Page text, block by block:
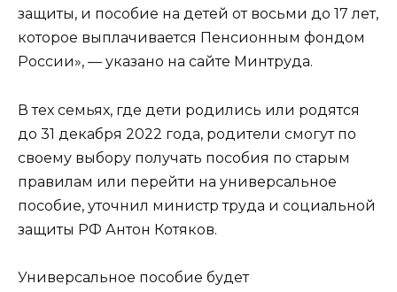
защиты, и пособие на детей от восьми до 17 лет,
которое выплачивается Пенсионным фондом
России», — указано на сайте Минтруда.
В тех семьях, где дети родились или родятся
до 31 декабря 2022 года, родители смогут по
своему выбору получать пособия по старым
правилам или перейти на универсальное
пособие, уточнил министр труда и социальной
защиты РФ Антон Котяков.
Универсальное пособие будет